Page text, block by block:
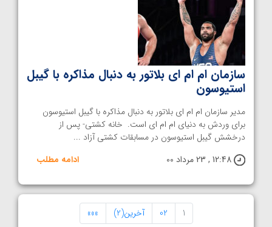
سازمان ام ام ای بلاتور به دنبال مذاکره با گیبل
استیوسون
مدیر سازمان ام ام ای بلاتور به دنبال مذاکره با گیبل استیوسون
برای وردش به دنیای ام ام ای است. خانه کشتی- پس از
درخشش گیبل استیوسون در مسابقات کشتی آزاد ...
12:48 , 23 مرداد 00
ادامه مطلب
1
02 آخرین(2) »»»